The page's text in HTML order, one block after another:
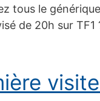
tous le
de 20h sur TF1